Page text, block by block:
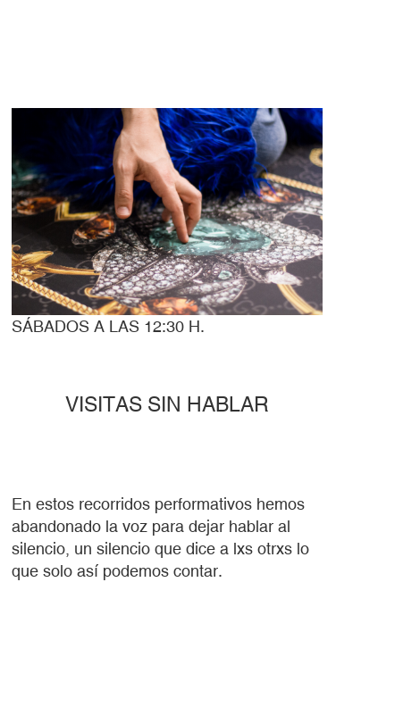
SÁBADOS A LAS 12:30 H.
VISITAS SIN HABLAR
En estos recorridos performativos hemos
abandonado la voz para dejar hablar al
silencio, un silencio que dice a lxs otrxs lo
que solo así podemos contar.